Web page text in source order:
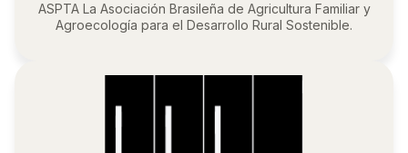
ASPTA La Asociación Brasileña de Agricultura Familiar y
Agroecología para el Desarrollo Rural Sostenible.